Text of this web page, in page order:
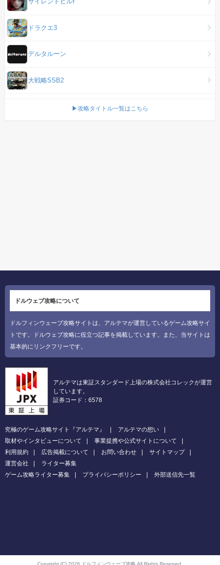
ドラクエ3
デルタルーン
大戦略SSB2
▶攻略タイトル一覧はこちら
ドルウェブ攻略について
ドルフィンウェーブ攻略サイトは、アルテマが運営しているゲーム攻略サイ
トです。ドルウェブ攻略に役立つ記事を掲載しています。また、当サイトは
基本的にリンクフリーです。
アルテマは東証スタンダード上場の株式会社コレックが運営
しています。
証券コード：6578
究極のゲーム攻略サイト『アルテマ』
アルテマの想い
取材やインタビューについて
事業提携や公式サイトについて
利用規約
広告掲載について お問い合わせ
サイトマップ
運営会社
ライター募集
ゲーム攻略ライター募集
プライバシーポリシー 外部送信先一覧
Copyright (C) 2026 ドルフィンウェーブ攻略 All Rights Reserved.